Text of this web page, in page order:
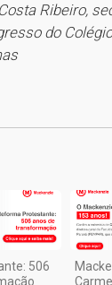
Ribeiro,
do
506